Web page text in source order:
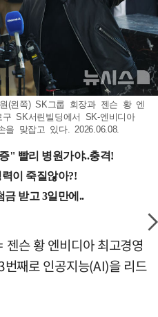
(왼쪽) SK그룹 회장과 젠슨 황 엔
SK서린빌딩에서 SK-엔비디아
맞잡고 있다. 2026.06.08.
슨 황 엔비디아 최고경영
째로 인공지능(AI)을 리드